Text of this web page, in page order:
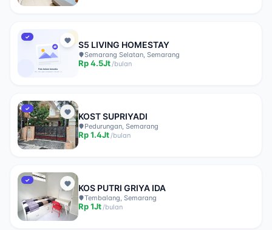
✓
S5 LIVING HOMESTAY
Semarang Selatan, Semarang
Rp4.5Jt/bulan
✓
KOST SUPRIYADI
Pedurungan, Semarang
Rp1.4Jt/bulan
✓
KOS PUTRI GRIYA IDA
Tembalang, Semarang
Rp1Jt/bulan